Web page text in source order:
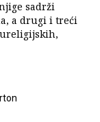
sadrži
a drugi i treći